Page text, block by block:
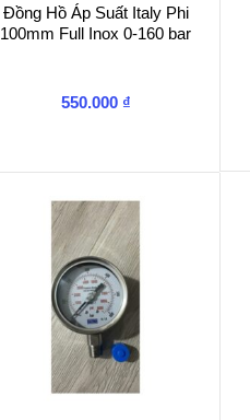
Đồng Hồ Áp Suất Italy Phi
100mm Full Inox 0-160 bar
550.000 ₫